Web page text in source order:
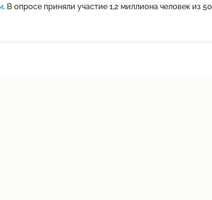
. В опросе приняли участие 1,2 миллиона человек из 50